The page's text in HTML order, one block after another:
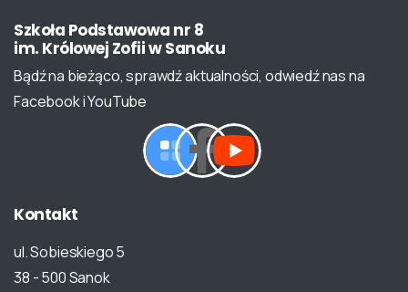
Szkoła Podstawowa nr 8
im. Królowej ZofiiwSanoku
Bądź na bieżąco, sprawdź aktualności, odwiedź nas na
Facebook i YouTube
Kontakt
ul. Sobieskiego 5
38 - 500 Sanok